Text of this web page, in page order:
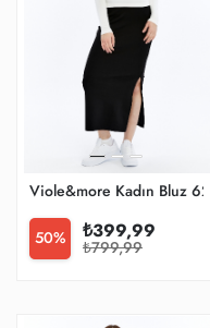
Viole&more Kadın Bluz 620
50% ₺399,99
₺799,99